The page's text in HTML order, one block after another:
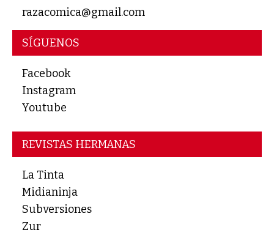
razacomica@gmail.com
SÍGUENOS
Facebook
Instagram
Youtube
REVISTAS HERMANAS
La Tinta
Midianinja
Subversiones
Zur